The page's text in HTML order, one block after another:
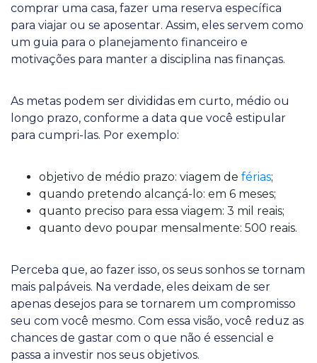
comprar uma casa, fazer uma reserva específica
para viajar ou se aposentar. Assim, eles servem como
um guia para o planejamento financeiro e
motivações para manter a disciplina nas finanças.
As metas podem ser divididas em curto, médio ou
longo prazo, conforme a data que você estipular
para cumpri-las. Por exemplo:
objetivo de médio prazo: viagem de férias;
quando pretendo alcançá-lo: em 6 meses;
quanto preciso para essa viagem: 3 mil reais;
quanto devo poupar mensalmente: 500 reais.
Perceba que, ao fazer isso, os seus sonhos se tornam
mais palpáveis. Na verdade, eles deixam de ser
apenas desejos para se tornarem um compromisso
seu com você mesmo. Com essa visão, você reduz as
chances de gastar com o que não é essencial e
passa a investir nos seus objetivos.